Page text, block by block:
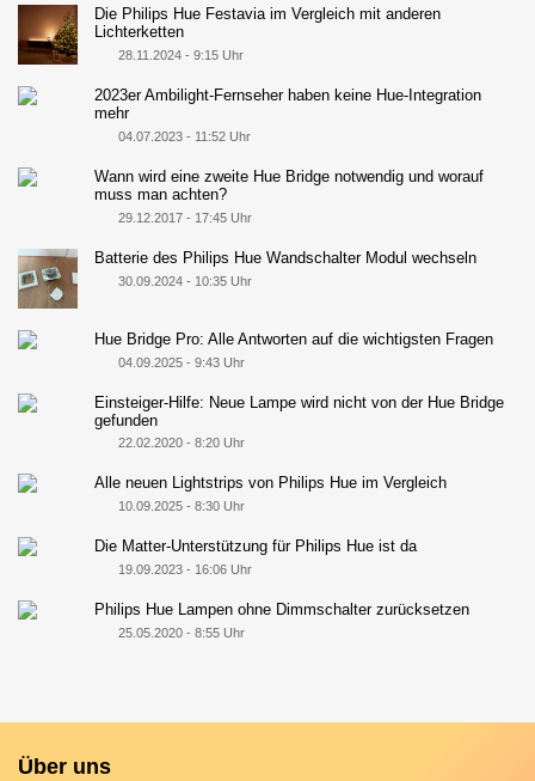
Die Philips Hue Festavia im Vergleich mit anderen
Lichterketten
28.11.2024 - 9:15 Uhr
2023er Ambilight-Fernseher haben keine Hue-Integration
mehr
04.07.2023 - 11:52 Uhr
Wann wird eine zweite Hue Bridge notwendig und worauf
muss man achten?
29.12.2017 - 17:45 Uhr
Batterie des Philips Hue Wandschalter Modul wechseln
30.09.2024 - 10:35 Uhr
Hue Bridge Pro: Alle Antworten auf die wichtigsten Fragen
04.09.2025 - 9:43 Uhr
Einsteiger-Hilfe: Neue Lampe wird nicht von der Hue Bridge
gefunden
22.02.2020 - 8:20 Uhr
Alle neuen Lightstrips von Philips Hue im Vergleich
10.09.2025 - 8:30 Uhr
Die Matter-Unterstützung für Philips Hue ist da
19.09.2023 - 16:06 Uhr
Philips Hue Lampen ohne Dimmschalter zurücksetzen
25.05.2020 - 8:55 Uhr
Über uns